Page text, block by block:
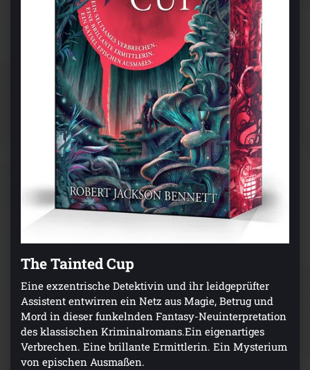
The Tainted Cup
Eine exzentrische Detektivin und ihr leidgeprüfter
Assistent entwirren ein Netz aus Magie, Betrug und
Mord in dieser funkelnden Fantasy-Neuinterpretation
des klassischen Kriminalromans.Ein eigenartiges
Verbrechen. Eine brillante Ermittlerin. Ein Mysterium
von epischen Ausmaßen.